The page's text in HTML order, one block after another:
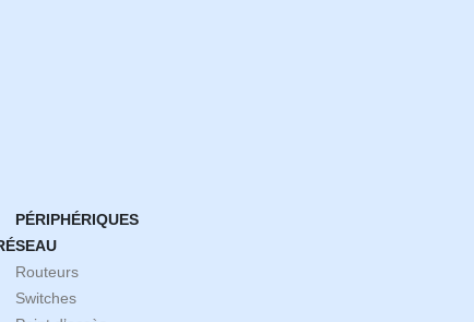
PÉRIPHÉRIQUES
Routeurs
Switches